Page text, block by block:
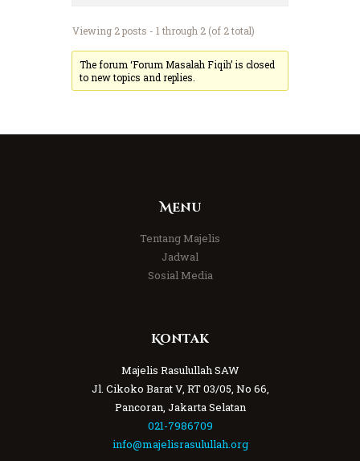
Viewing 2 posts - 1 through 2 (of 2 total)
The forum ‘Forum Masalah Fiqih’ is closed
to new topics and replies.
Menu
Tentang Majelis
Jadwal
Sosial Media
Kontak
Majelis Rasulullah SAW
Jl. Cikoko Barat V, RT 03/05, No 66,
Pancoran, Jakarta Selatan
021-7986709
info@majelisrasulullah.org